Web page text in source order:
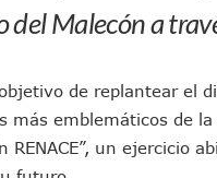
Partido
Buques
En
Centro
del Malecón a
de replantear el
más emblemáticos de la
RENACE”, un ejercicio